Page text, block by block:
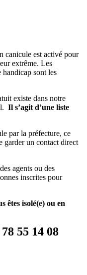
canicule est activé pour
extrême. Les
handicap sont les
existe dans notre
Il s’agit d’une liste
par la préfecture, ce
garder un contact direct
agents ou des
inscrites pour
êtes isolé(e) ou en
55 14 08